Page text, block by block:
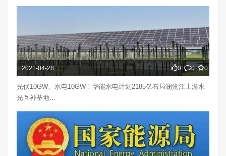
2021-04-28 0 0 0
光伏10GW、水电10GW！华能水电计划2185亿布局澜沧江上游水
光互补基地...